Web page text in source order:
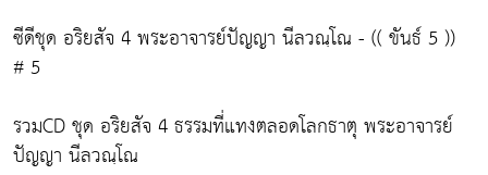
ซีดีชุด อริยสัจ 4 พระอาจารย์ปัญญา นีลวณฺโณ - (( ขันธ์ 5 ))
# 5
รวมCD ชุด อริยสัจ 4 ธรรมที่แทงตลอดโลกธาตุ พระอาจารย์
ปัญญา นีลวณฺโณ